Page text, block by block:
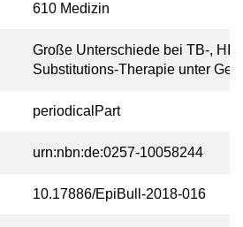
610 Medizin
Große Unterschiede bei TB-,
Substitutions-Therapie unter
periodicalPart
urn:nbn:de:0257-10058244
10.17886/EpiBull-2018-016